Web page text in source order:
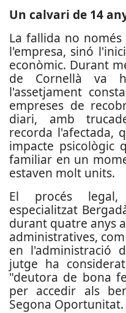
Un calvari de 14
La fallida no
l'empresa, sinó
econòmic. Durant
de Cornellà va
l'assetjament
empreses de
diari, amb
recorda l'afectada,
impacte psicològic
familiar en un
estaven molt units.
El procés
especialitzat
durant quatre anys
administratives,
en l'administració
jutge ha
"deutora de bona
per accedir als
Segona Oportunitat.